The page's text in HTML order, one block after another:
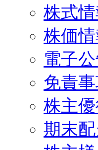
株式情
株価情
電子
免責
株主
期末